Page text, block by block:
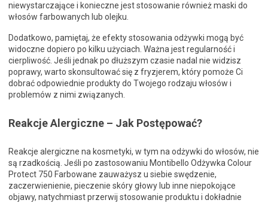
niewystarczające i konieczne jest stosowanie również maski do
włosów farbowanych lub olejku.
Dodatkowo, pamiętaj, że efekty stosowania odżywki mogą być
widoczne dopiero po kilku użyciach. Ważna jest regularność i
cierpliwość. Jeśli jednak po dłuższym czasie nadal nie widzisz
poprawy, warto skonsultować się z fryzjerem, który pomoże Ci
dobrać odpowiednie produkty do Twojego rodzaju włosów i
problemów z nimi związanych.
Reakcje Alergiczne – Jak Postępować?
Reakcje alergiczne na kosmetyki, w tym na odżywki do włosów, nie
są rzadkością. Jeśli po zastosowaniu Montibello Odżywka Colour
Protect 750 Farbowane zauważysz u siebie swędzenie,
zaczerwienienie, pieczenie skóry głowy lub inne niepokojące
objawy, natychmiast przerwij stosowanie produktu i dokładnie